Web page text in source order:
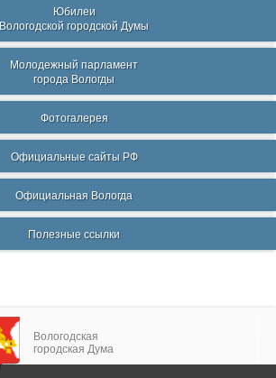
Юбилеи
Вологодской городской Думы
Молодежный парламент
города Вологды
Фотогалерея
Официальные сайты РФ
Официальная Вологда
Полезные ссылки
Вологодская
городская Дума